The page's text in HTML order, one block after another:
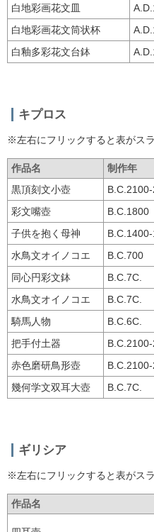
白地彩画花文皿
白地彩画花文筒状杯
白釉多彩花文台鉢
キプロス
※左右にフリックすると表がスラ
作品名 制作年
黒頂刻文小壺
彩文嘴壺
B.C.1800
子供を抱く母神
水鳥文オイノコエ
B.C.700
同心円彩文鉢
B.C.7C.
水鳥文オイノコエ
B.C.7C.
騎馬人物
B.C.6C.
把手付土器
赤色磨研鳥形壺
幾何学文双耳大壺
ギリシア
※左右にフリックすると表がスラ
作品名